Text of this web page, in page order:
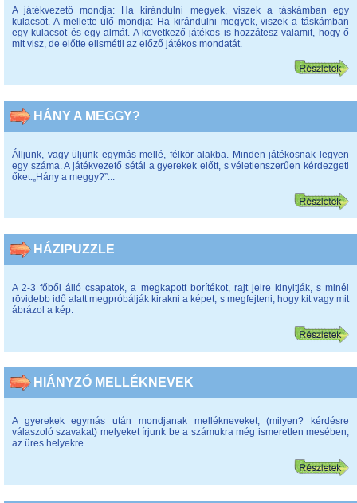
A játékvezető mondja: Ha kirándulni megyek, viszek a táskámban egy
kulacsot. A mellette ülő mondja: Ha kirándulni megyek, viszek a táskámban
egy kulacsot és egy almát. A következő játékos is hozzátesz valamit, hogy ő
mit visz, de előtte elismétli az előző játékos mondatát.
HÁNY A MEGGY?
Álljunk, vagy üljünk egymás mellé, félkör alakba. Minden játékosnak legyen
egy száma. A játékvezető sétál a gyerekek előtt, s véletlenszerűen kérdezgeti
őket.„Hány a meggy?”...
HÁZIPUZZLE
A 2-3 főből álló csapatok, a megkapott borítékot, rajt jelre kinyitják, s minél
rövidebb idő alatt megpróbálják kirakni a képet, s megfejteni, hogy kit vagy mit
ábrázol a kép.
HIÁNYZÓ MELLÉKNEVEK
A gyerekek egymás után mondjanak mellékneveket, (milyen? kérdésre
válaszoló szavakat) melyeket írjunk be a számukra még ismeretlen mesében,
az üres helyekre.